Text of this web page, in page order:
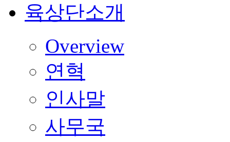
육상단소개
Overview
연혁
인사말
사무국